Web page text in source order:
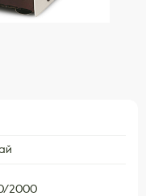
2000